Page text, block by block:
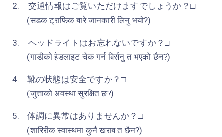
2. 交通情報はご覧いただけますでしょうか？ □
(सडक ट्राफिक बारे जानकारी लिनु भयो?)
3. ヘッドライトはお忘れないですか？□
(गाडीको हेडलाइट चेक गर्न बिर्सनु त भएको छैन?)
4. 靴の状態は安全ですか？□
(जुत्ताको अवस्था सुरक्षित छ?)
5. 体調に異常はありませんか？□
(शारिरीक स्वास्थमा कुनै खराब त छैन?)